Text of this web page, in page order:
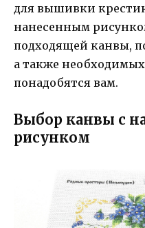
для вышивки
нанесенным
подходящей канвы,
а также
понадобятся вам.
Выбор канвы с
рисунком